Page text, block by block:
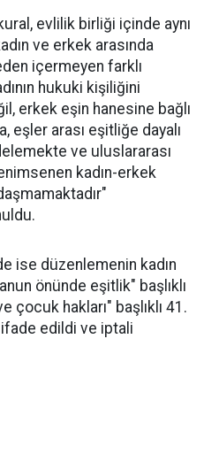
evlilik birliği içinde aynı
ve erkek arasında
içermeyen farklı
hukuki kişiliğini
erkek eşin hanesine bağlı
eşler arası eşitliğe dayalı
ve uluslararası
kadın-erkek
ise düzenlemenin kadın
önünde eşitlik" başlıklı
çocuk hakları" başlıklı 41.
ifade edildi ve iptali